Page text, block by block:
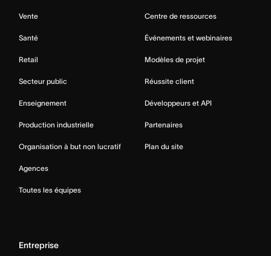
Vente
Santé
Retail
Secteur public
Enseignement
Production industrielle
Organisation à but non lucratif
Agences
Toutes les équipes
Centre de ressources
Événements et webinaires
Modèles de projet
Réussite client
Développeurs et API
Partenaires
Plan du site
Entreprise